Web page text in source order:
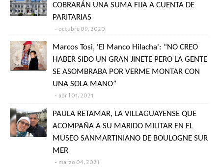
COBRARÁN UNA SUMA FIJA A CUENTA DE
PARITARIAS
octubre 09, 2020
Marcos Tosi, 'El Manco Hilacha': “NO CREO
HABER SIDO UN GRAN JINETE PERO LA GENTE
SE ASOMBRABA POR VERME MONTAR CON
UNA SOLA MANO”
abril 01, 2021
PAULA RETAMAR, LA VILLAGUAYENSE QUE
ACOMPAÑA A SU MARIDO MILITAR EN EL
MUSEO SANMARTINIANO DE BOULOGNE SUR
MER
marzo 04, 2021